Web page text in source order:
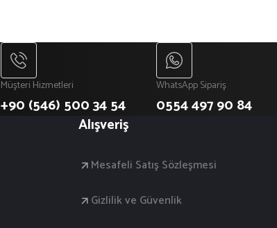
Müşteri Hizmetleri
+90 (546) 500 34 54
WhatsApp Sipariş
0554 497 90 84
Alışveriş
Mesafeli Satış Sözleşmesi
Gizlilik ve Güvenlik